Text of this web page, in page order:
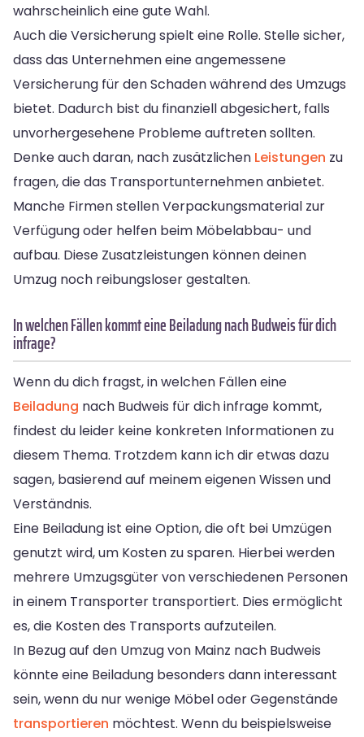
wahrscheinlich eine gute Wahl.
Auch die Versicherung spielt eine Rolle. Stelle sicher,
dass das Unternehmen eine angemessene
Versicherung für den Schaden während des Umzugs
bietet. Dadurch bist du finanziell abgesichert, falls
unvorhergesehene Probleme auftreten sollten.
Denke auch daran, nach zusätzlichen Leistungen zu
fragen, die das Transportunternehmen anbietet.
Manche Firmen stellen Verpackungsmaterial zur
Verfügung oder helfen beim Möbelabbau- und
aufbau. Diese Zusatzleistungen können deinen
Umzug noch reibungsloser gestalten.
In welchen Fällen kommt eine Beiladung nach Budweis für dich
infrage?
Wenn du dich fragst, in welchen Fällen eine
Beiladung nach Budweis für dich infrage kommt,
findest du leider keine konkreten Informationen zu
diesem Thema. Trotzdem kann ich dir etwas dazu
sagen, basierend auf meinem eigenen Wissen und
Verständnis.
Eine Beiladung ist eine Option, die oft bei Umzügen
genutzt wird, um Kosten zu sparen. Hierbei werden
mehrere Umzugsgüter von verschiedenen Personen
in einem Transporter transportiert. Dies ermöglicht
es, die Kosten des Transports aufzuteilen.
In Bezug auf den Umzug von Mainz nach Budweis
könnte eine Beiladung besonders dann interessant
sein, wenn du nur wenige Möbel oder Gegenstände
transportieren möchtest. Wenn du beispielsweise